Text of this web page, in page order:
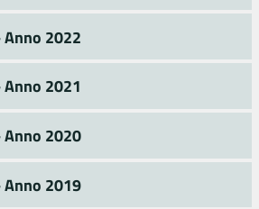
2022
2021
2020
2019